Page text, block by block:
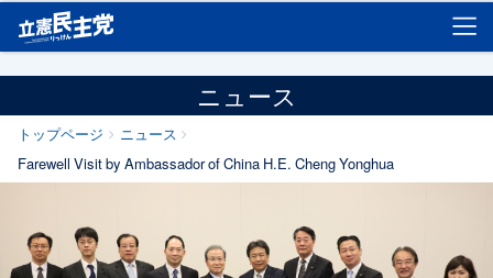
ニュース
トップページ
ニュース
Farewell Visit by Ambassador of China H.E. Cheng Yonghua